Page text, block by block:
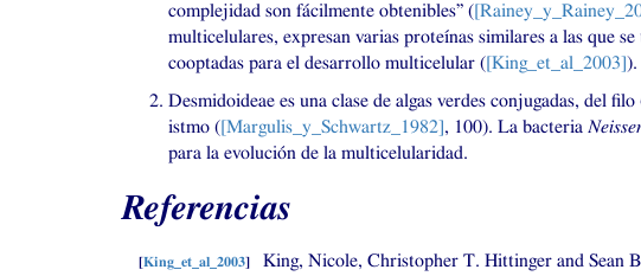
complejidad son fácilmente obtenibles” (
multicelulares, expresan varias proteínas similares a las que
cooptadas para el desarrollo multicelular ([King_et_al_2003]).
Desmidoideae es una clase de algas verdes conjugadas, del filo
istmo ([Margulis_y_Schwartz_1982], 100). La bacteria
para la evolución de la multicelularidad.
Referencias
[King_et_al_2003] King, Nicole, Christopher T. Hittinger and Sean